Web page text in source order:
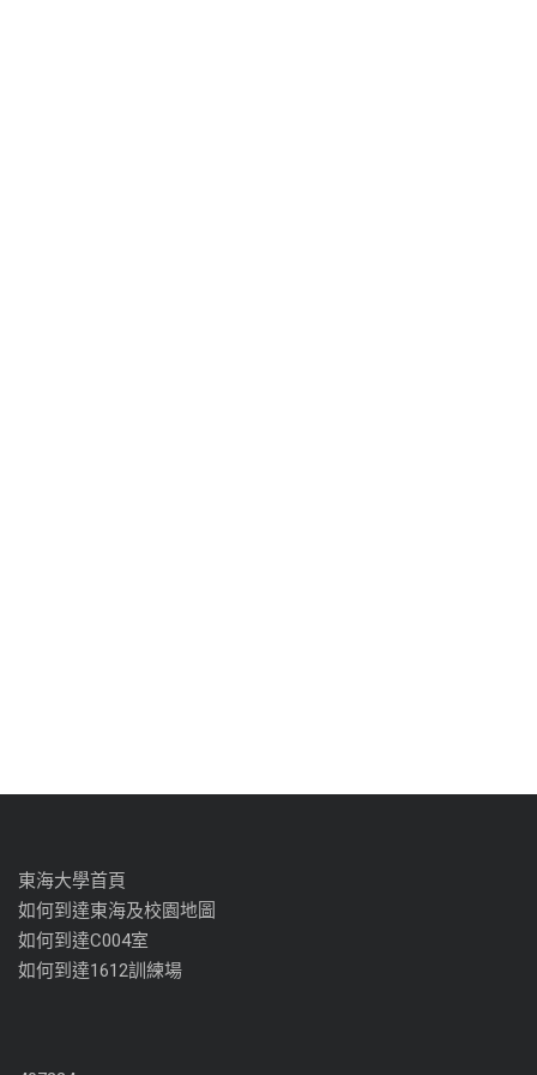
東海大學首頁
如何到達東海及校園地圖
如何到達C004室
如何到達1612訓練場